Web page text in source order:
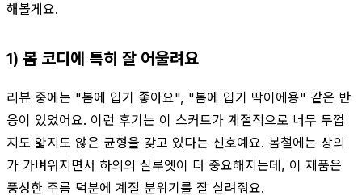
해볼게요.
1) 봄 코디에 특히 잘 어울려요
리뷰 중에는 "봄에 입기 좋아요", "봄에 입기 딱이에용" 같은 반
응이 있었어요. 이런 후기는 이 스커트가 계절적으로 너무 두껍
지도 얇지도 않은 균형을 갖고 있다는 신호예요. 봄철에는 상의
가 가벼워지면서 하의의 실루엣이 더 중요해지는데, 이 제품은
풍성한 주름 덕분에 계절 분위기를 잘 살려줘요.